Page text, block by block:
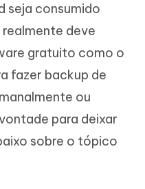
seja consumido
deve
gratuito como o
fazer backup de
ou
para deixar
sobre o tópico